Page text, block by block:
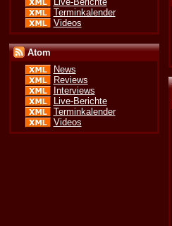
Terminkalender
Videos
Atom
News
Reviews
Interviews
Live-Berichte
Terminkalender
Videos